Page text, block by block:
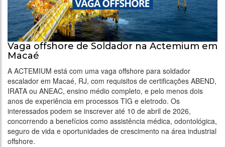
Vaga offshore de Soldador na Actemium em
Macaé
A ACTEMIUM está com uma vaga offshore para soldador
escalador em Macaé, RJ, com requisitos de certificações ABEND,
IRATA ou ANEAC, ensino médio completo, e pelo menos dois
anos de experiência em processos TIG e eletrodo. Os
interessados podem se inscrever até 10 de abril de 2026,
concorrendo a benefícios como assistência médica, odontológica,
seguro de vida e oportunidades de crescimento na área industrial
offshore.